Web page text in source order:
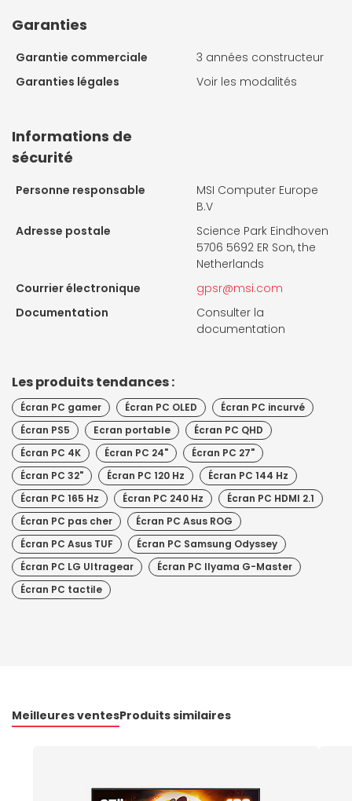
Garanties
Garantie commerciale
3 années constructeur
Garanties légales
Voir les modalités
Informations de
sécurité
Personne responsable
MSI Computer Europe
B.V
Adresse postale
Science Park Eindhoven
5706 5692 ER Son, the
Netherlands
Courrier électronique
gpsr@msi.com
Documentation
Consulter la
documentation
Les produits tendances :
Écran PC gamer Écran PC OLED
Écran PC incurvé
Écran PS5
Ecran portable
Écran PC QHD
Écran PC 4K
Écran PC 24"
Écran PC 27"
Écran PC 32"
Écran PC 120 Hz
Écran PC 144 Hz
Écran PC 165 Hz
Écran PC 240 Hz
Écran PC HDMI 2.1
Écran PC pas cher
Écran PC Asus ROG
Écran PC Asus TUF
Écran PC Samsung Odyssey
Écran PC LG Ultragear
Écran PC IIyama G-Master
Écran PC tactile
Meilleures ventesProduits similaires